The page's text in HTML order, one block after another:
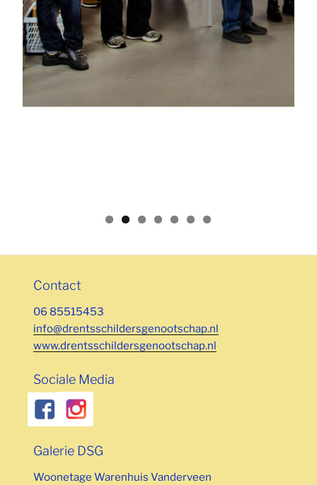
Contact
06 85515453
info@drentsschildersgenootschap.nl
www.drentsschildersgenootschap.nl
Sociale Media
Galerie DSG
Woonetage Warenhuis Vanderveen